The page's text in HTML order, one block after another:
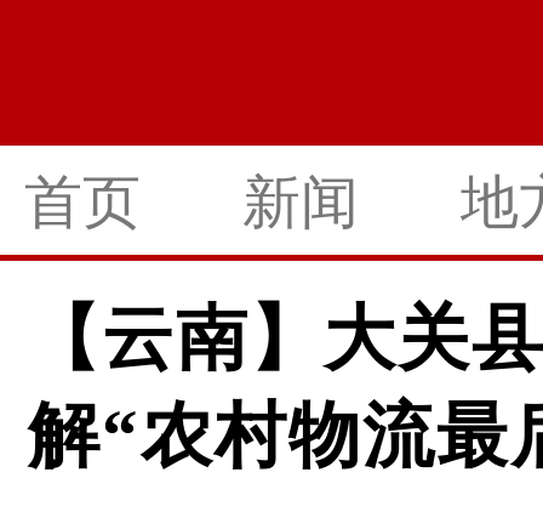
首页 新闻 地
【云南】大关
解“农村物流最